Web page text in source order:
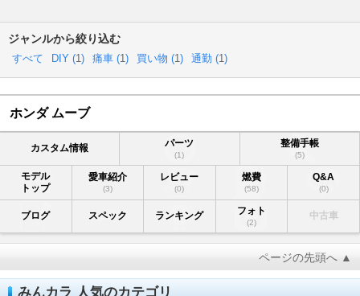
ジャンルから絞り込む
すべて DIY (1 ) 痛車 (1 ) 買い物 (1 ) 通勤 (1 )
ホンダ ムーブ
カスタム情報 パーツ
(1)
整備手帳
(5)
モデル
トップ
愛車紹介
(3)
レビュー
(0)
燃費
(58)
Q&A
(0)
ブログ スペック ランキング フォト
(2)
中古車
ページの先頭へ ▲
みんカラ 人気のカテゴリ